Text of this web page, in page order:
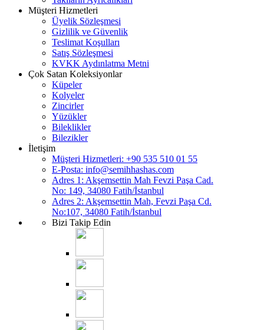
Müşteri Hizmetleri
Üyelik Sözleşmesi
Gizlilik ve Güvenlik
Teslimat Koşulları
Satış Sözleşmesi
KVKK Aydınlatma Metni
Çok Satan Koleksiyonlar
Küpeler
Kolyeler
Zincirler
Yüzükler
Bileklikler
Bilezikler
İletişim
Müşteri Hizmetleri: +90 535 510 01 55
E-Posta: info@semihhashas.com
Adres 1: Akşemsettin Mah Fevzi Paşa Cad.
No: 149, 34080 Fatih/İstanbul
Adres 2: Akşemsettin Mah, Fevzi Paşa Cd.
No:107, 34080 Fatih/İstanbul
Bizi Takip Edin